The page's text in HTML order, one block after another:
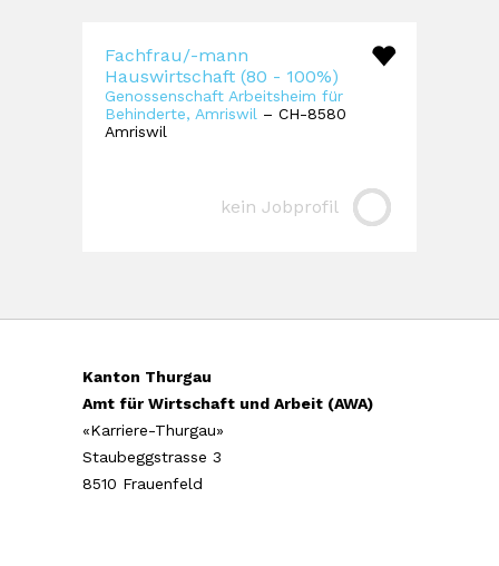
Fachfrau/-mann
Hauswirtschaft (80 - 100%)
Genossenschaft Arbeitsheim für
Behinderte, Amriswil – CH-8580
Amriswil
kein Jobprofil
Kanton Thurgau
Amt für Wirtschaft und Arbeit (AWA)
«Karriere-Thurgau»
Staubeggstrasse 3
8510 Frauenfeld